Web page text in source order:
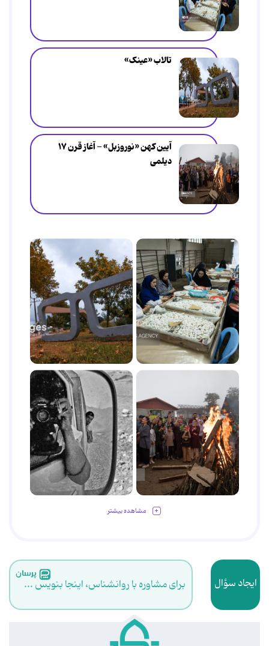
تالاب «عینک»
آیین کهن «نوروزبل» - آغاز قرن ۱۷
دیلمی
مشاهده بیشتر
ایجاد سؤال برای مشاوره با روانشناس، اینجا بنویس ...
.